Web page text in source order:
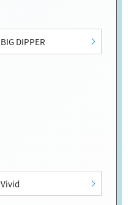
BIG DIPPER
Vivid